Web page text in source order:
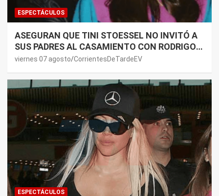
ESPECTÁCULOS
ASEGURAN QUE TINI STOESSEL NO INVITÓ A
SUS PADRES AL CASAMIENTO CON RODRIGO
DE PAUL: LOS MOTIVOS
viernes 07 agosto CorrientesDeTardeEV
ESPECTÁCULOS